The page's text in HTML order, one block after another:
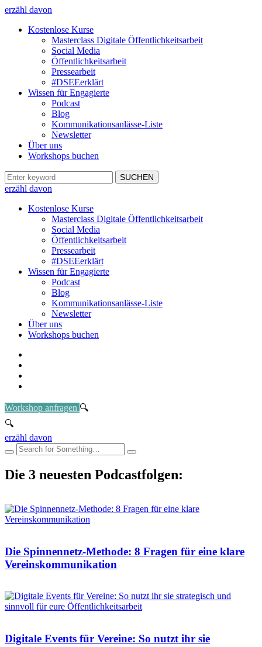
erzähl davon
Kostenlose Kurse
Masterclass Digitale Öffentlichkeitsarbeit
Social Media
Öffentlichkeitsarbeit
Pressearbeit
#DSEEerklärt
Wissen für Engagierte
Podcast
Blog
Kommunikationsanlässe-Liste
Newsletter
Über uns
Workshops buchen
erzähl davon
Kostenlose Kurse
Masterclass Digitale Öffentlichkeitsarbeit
Social Media
Öffentlichkeitsarbeit
Pressearbeit
#DSEEerklärt
Wissen für Engagierte
Podcast
Blog
Kommunikationsanlässe-Liste
Newsletter
Über uns
Workshops buchen
Workshop anfragen
erzähl davon
Die 3 neuesten Podcastfolgen:
Die Spinnennetz-Methode: 8 Fragen für eine klare
Vereinskommunikation
Digitale Events für Vereine: So nutzt ihr sie